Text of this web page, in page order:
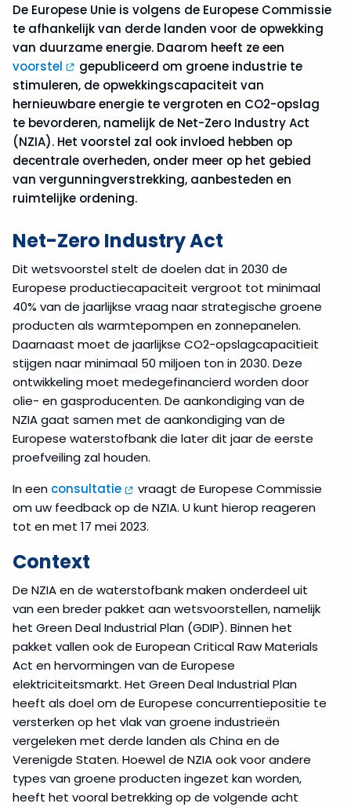
De Europese Unie is volgens de Europese Commissie
te afhankelijk van derde landen voor de opwekking
van duurzame energie. Daarom heeft ze een
voorstel
gepubliceerd om groene industrie te
stimuleren, de opwekkingscapaciteit van
hernieuwbare energie te vergroten en CO2-opslag
te bevorderen, namelijk de Net-Zero Industry Act
(NZIA). Het voorstel zal ook invloed hebben op
decentrale overheden, onder meer op het gebied
van vergunningverstrekking, aanbesteden en
ruimtelijke ordening.
Net-Zero Industry Act
Dit wetsvoorstel stelt de doelen dat in 2030 de
Europese productiecapaciteit vergroot tot minimaal
40% van de jaarlijkse vraag naar strategische groene
producten als warmtepompen en zonnepanelen.
Daarnaast moet de jaarlijkse CO2-opslagcapacitieit
stijgen naar minimaal 50 miljoen ton in 2030. Deze
ontwikkeling moet medegefinancierd worden door
olie- en gasproducenten. De aankondiging van de
NZIA gaat samen met de aankondiging van de
Europese waterstofbank die later dit jaar de eerste
proefveiling zal houden.
In een consultatie
vraagt de Europese Commissie
om uw feedback op de NZIA. U kunt hierop reageren
tot en met 17 mei 2023.
Context
De NZIA en de waterstofbank maken onderdeel uit
van een breder pakket aan wetsvoorstellen, namelijk
het Green Deal Industrial Plan (GDIP). Binnen het
pakket vallen ook de European Critical Raw Materials
Act en hervormingen van de Europese
elektriciteitsmarkt. Het Green Deal Industrial Plan
heeft als doel om de Europese concurrentiepositie te
versterken op het vlak van groene industrieën
vergeleken met derde landen als China en de
Verenigde Staten. Hoewel de NZIA ook voor andere
types van groene producten ingezet kan worden,
heeft het vooral betrekking op de volgende acht